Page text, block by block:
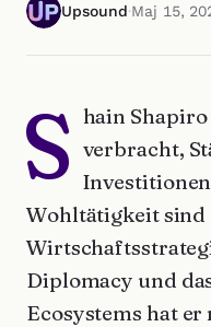
Upsound·Maj 15,
S hain
verbracht,
Wohltätigkeit sind
Diplomacy und
Ecosystems hat